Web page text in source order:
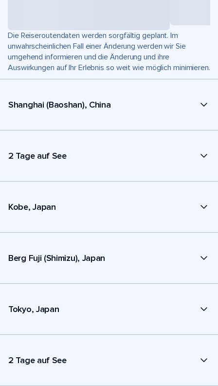
Die Reiseroutendaten werden sorgfältig geplant. Im
unwahrscheinlichen Fall einer Änderung werden wir Sie
umgehend informieren und die Änderung und ihre
Auswirkungen auf Ihr Erlebnis so weit wie möglich minimieren.
Shanghai (Baoshan), China
2 Tage auf See
Kobe, Japan
Berg Fuji (Shimizu), Japan
Tokyo, Japan
2 Tage auf See